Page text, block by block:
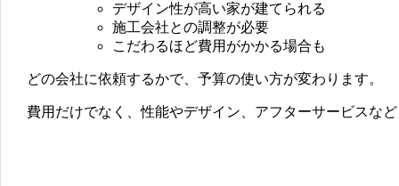
デザイン性が高い家が建てられる
施工会社との調整が必要
こだわるほど費用がかかる場合も
どの会社に依頼するかで、予算の使い方が変わります。
費用だけでなく、性能やデザイン、アフターサービスな